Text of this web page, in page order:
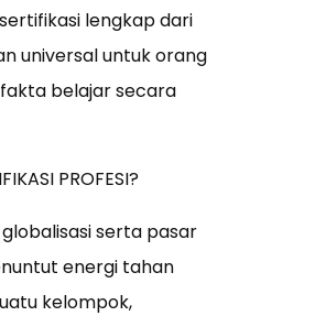
lengkap dari
universal untuk orang
belajar secara
PROFESI?
serta pasar
energi tahan
kelompok,